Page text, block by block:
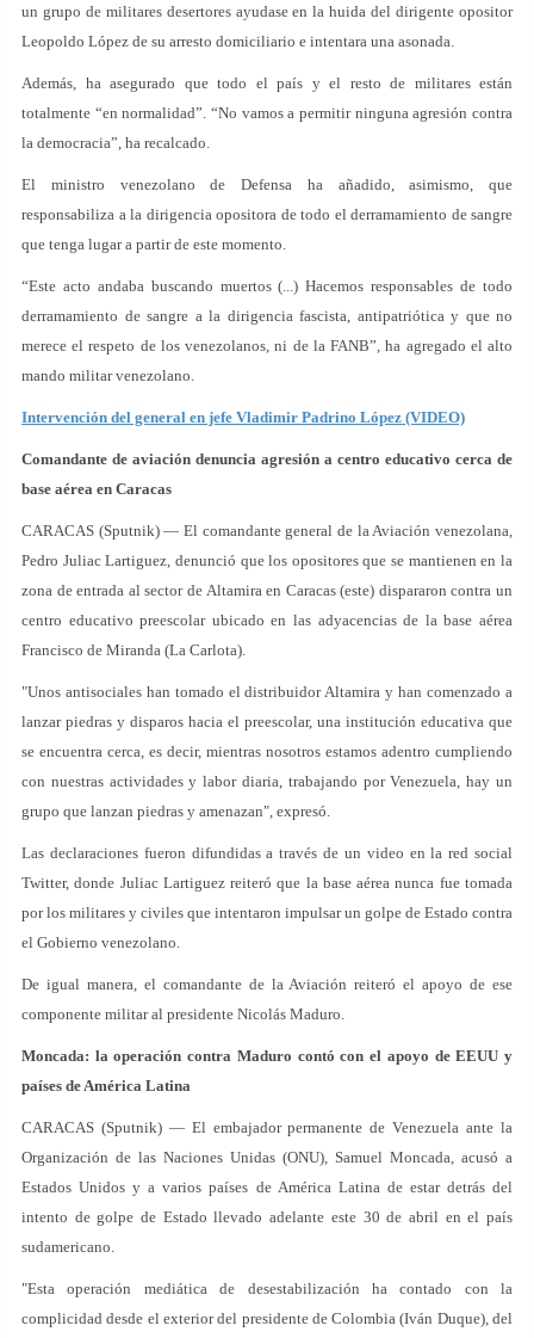
un grupo de militares desertores ayudase en la huida del dirigente opositor
Leopoldo López de su arresto domiciliario e intentara una asonada.
Además, ha asegurado que todo el país y el resto de militares están
totalmente “en normalidad”. “No vamos a permitir ninguna agresión contra
la democracia”, ha recalcado.
El ministro venezolano de Defensa ha añadido, asimismo, que
responsabiliza a la dirigencia opositora de todo el derramamiento de sangre
que tenga lugar a partir de este momento.
“Este acto andaba buscando muertos (...) Hacemos responsables de todo
derramamiento de sangre a la dirigencia fascista, antipatriótica y que no
merece el respeto de los venezolanos, ni de la FANB”, ha agregado el alto
mando militar venezolano.
Intervención del general en jefe Vladimir Padrino López (VIDEO)
Comandante de aviación denuncia agresión a centro educativo cerca de
base aérea en Caracas
CARACAS (Sputnik) — El comandante general de la Aviación venezolana,
Pedro Juliac Lartiguez, denunció que los opositores que se mantienen en la
zona de entrada al sector de Altamira en Caracas (este) dispararon contra un
centro educativo preescolar ubicado en las adyacencias de la base aérea
Francisco de Miranda (La Carlota).
"Unos antisociales han tomado el distribuidor Altamira y han comenzado a
lanzar piedras y disparos hacia el preescolar, una institución educativa que
se encuentra cerca, es decir, mientras nosotros estamos adentro cumpliendo
con nuestras actividades y labor diaria, trabajando por Venezuela, hay un
grupo que lanzan piedras y amenazan", expresó.
Las declaraciones fueron difundidas a través de un video en la red social
Twitter, donde Juliac Lartiguez reiteró que la base aérea nunca fue tomada
por los militares y civiles que intentaron impulsar un golpe de Estado contra
el Gobierno venezolano.
De igual manera, el comandante de la Aviación reiteró el apoyo de ese
componente militar al presidente Nicolás Maduro.
Moncada: la operación contra Maduro contó con el apoyo de EEUU y
países de América Latina
CARACAS (Sputnik) — El embajador permanente de Venezuela ante la
Organización de las Naciones Unidas (ONU), Samuel Moncada, acusó a
Estados Unidos y a varios países de América Latina de estar detrás del
intento de golpe de Estado llevado adelante este 30 de abril en el país
sudamericano.
"Esta operación mediática de desestabilización ha contado con la
complicidad desde el exterior del presidente de Colombia (Iván Duque), del